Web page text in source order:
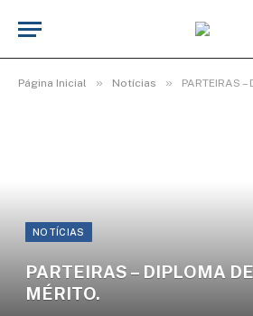
Página Inicial » Notícias » PARTEIRAS –
NOTÍCIAS
PARTEIRAS – DIPLOMA
MÉRITO.